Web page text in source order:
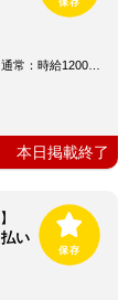
円～＋交通費全額支給
本日掲載終了
い